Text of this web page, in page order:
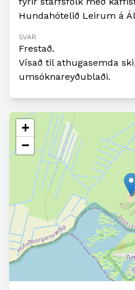
Hundahótelið Leirum á
SVAR
Frestað.
Vísað til athugasemda
umsóknareyðublaði.
+
−